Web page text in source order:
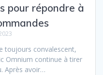
pour répondre à
toujours convalescent,
Omnium continue à tirer
Après avoir…